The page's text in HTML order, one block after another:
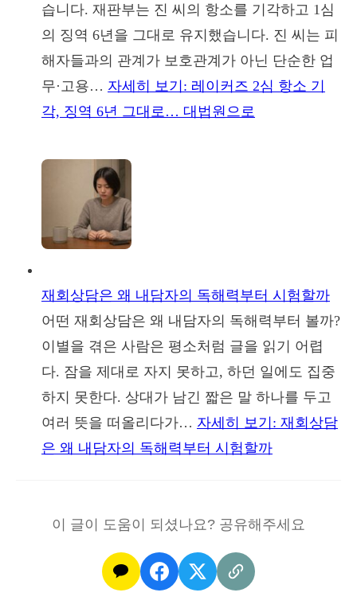
습니다. 재판부는 진 씨의 항소를 기각하고 1심
의 징역 6년을 그대로 유지했습니다. 진 씨는 피
해자들과의 관계가 보호관계가 아닌 단순한 업
무·고용… 자세히 보기 : 레이커즈 2심 항소 기
각, 징역 6년 그대로… 대법원으로
재회상담은 왜 내담자의 독해력부터 시험할까
어떤 재회상담은 왜 내담자의 독해력부터 볼까?
이별을 겪은 사람은 평소처럼 글을 읽기 어렵
다. 잠을 제대로 자지 못하고, 하던 일에도 집중
하지 못한다. 상대가 남긴 짧은 말 하나를 두고
여러 뜻을 떠올리다가… 자세히 보기 : 재회상담
은 왜 내담자의 독해력부터 시험할까
이 글이 도움이 되셨나요? 공유해주세요